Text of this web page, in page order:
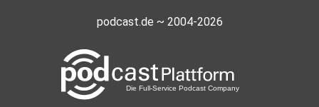
podcast.de ~ 2004-2026